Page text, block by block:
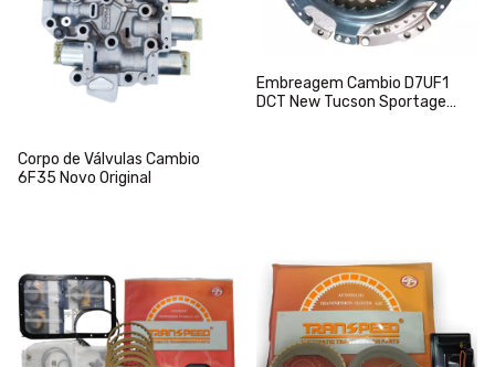
Corpo de Válvulas Cambio
6F35 Novo Original
Embreagem Cambio D7UF1
DCT New Tucson Sportage